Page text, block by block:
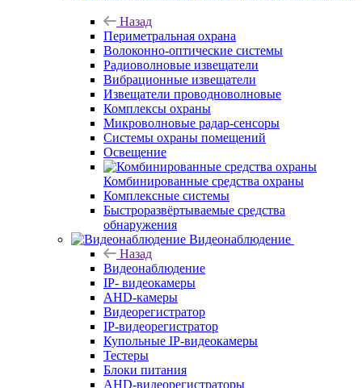
Назад
Периметральная охрана
Волоконно-оптические системы
Радиоволновые извещатели
Вибрационные извещатели
Извещатели проводноволновые
Комплексы охраны
Микроволновые радар-сенсоры
Системы охраны помещений
Освещение
Комбинированные средства охраны
Комплексные системы
Быстроразвёртываемые средства
обнаружения
Видеонаблюдение
Назад
Видеонаблюдение
IP- видеокамеры
AHD-камеры
Видеорегистратор
IP-видеорегистратор
Купольные IP-видеокамеры
Тестеры
Блоки питания
AHD-видеорегистраторы